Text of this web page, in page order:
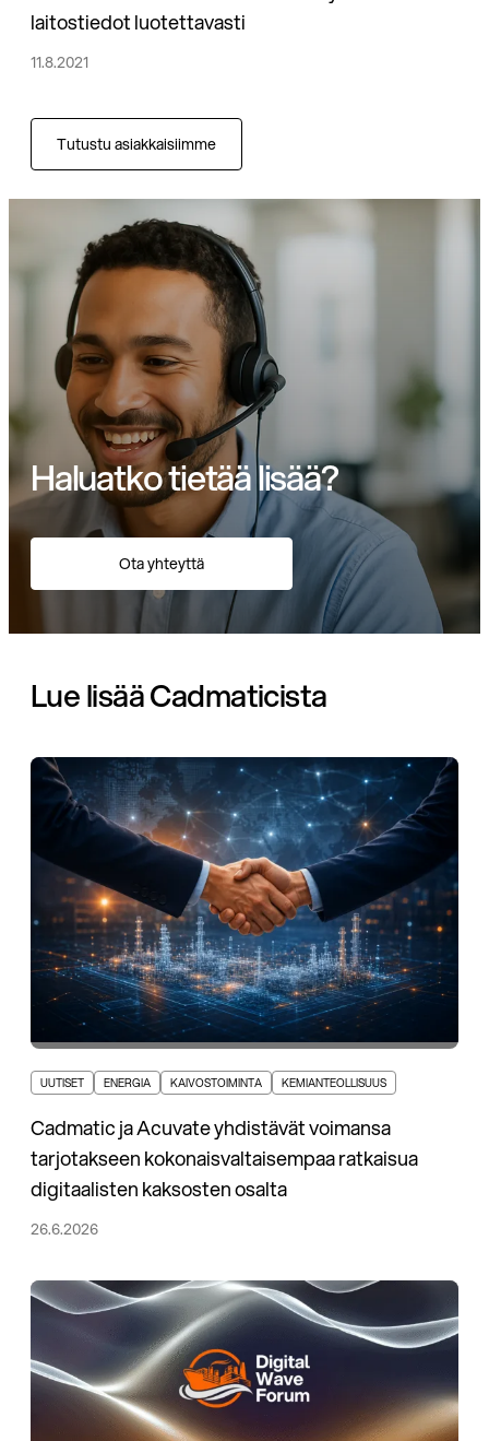
laitostiedot luotettavasti
11.8.2021
Tutustu asiakkaisiimme
Haluatko tietää lisää?
Ota yhteyttä
Lue lisää Cadmaticista
UUTISET ENERGIA KAIVOSTOIMINTA KEMIANTEOLLISUUS
Cadmatic ja Acuvate yhdistävät voimansa
tarjotakseen kokonaisvaltaisempaa ratkaisua
digitaalisten kaksosten osalta
26.6.2026